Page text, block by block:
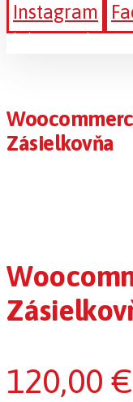
Instagram
Sledujte a podporte
Zásielkovňa
120,00 €